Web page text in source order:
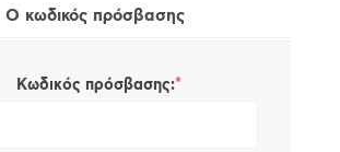
Ο κωδικός πρόσβασης
Κωδικός πρόσβασης:*